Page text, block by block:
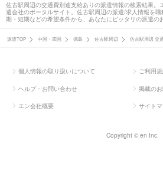
佐古駅周辺の交通費別途支給ありの派遣情報の検索結果。
遣会社のポータルサイト。佐古駅周辺の派遣/求人情報を
期・短期などの希望条件から、あなたにピッタリの派遣の
派遣TOP 中国・四国 徳島 佐古駅周辺 佐古駅周辺 交
個人情報の取り扱いについて ご利用
ヘルプ・お問い合わせ 掲載の
エン会社概要 サイト
Copyright © en Inc.